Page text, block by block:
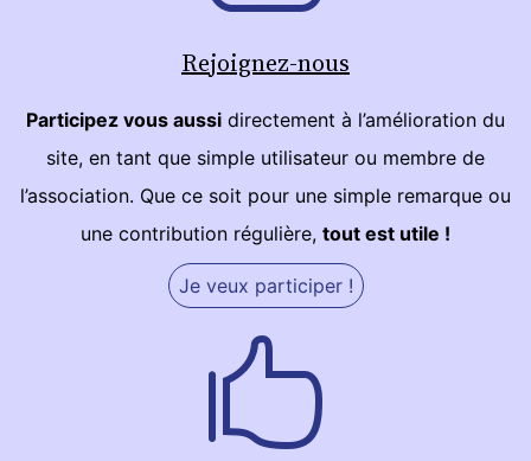
Rejoignez-nous
Participez vous aussi directement à l’amélioration du
site, en tant que simple utilisateur ou membre de
l’association. Que ce soit pour une simple remarque ou
une contribution régulière, tout est utile !
Je veux participer !